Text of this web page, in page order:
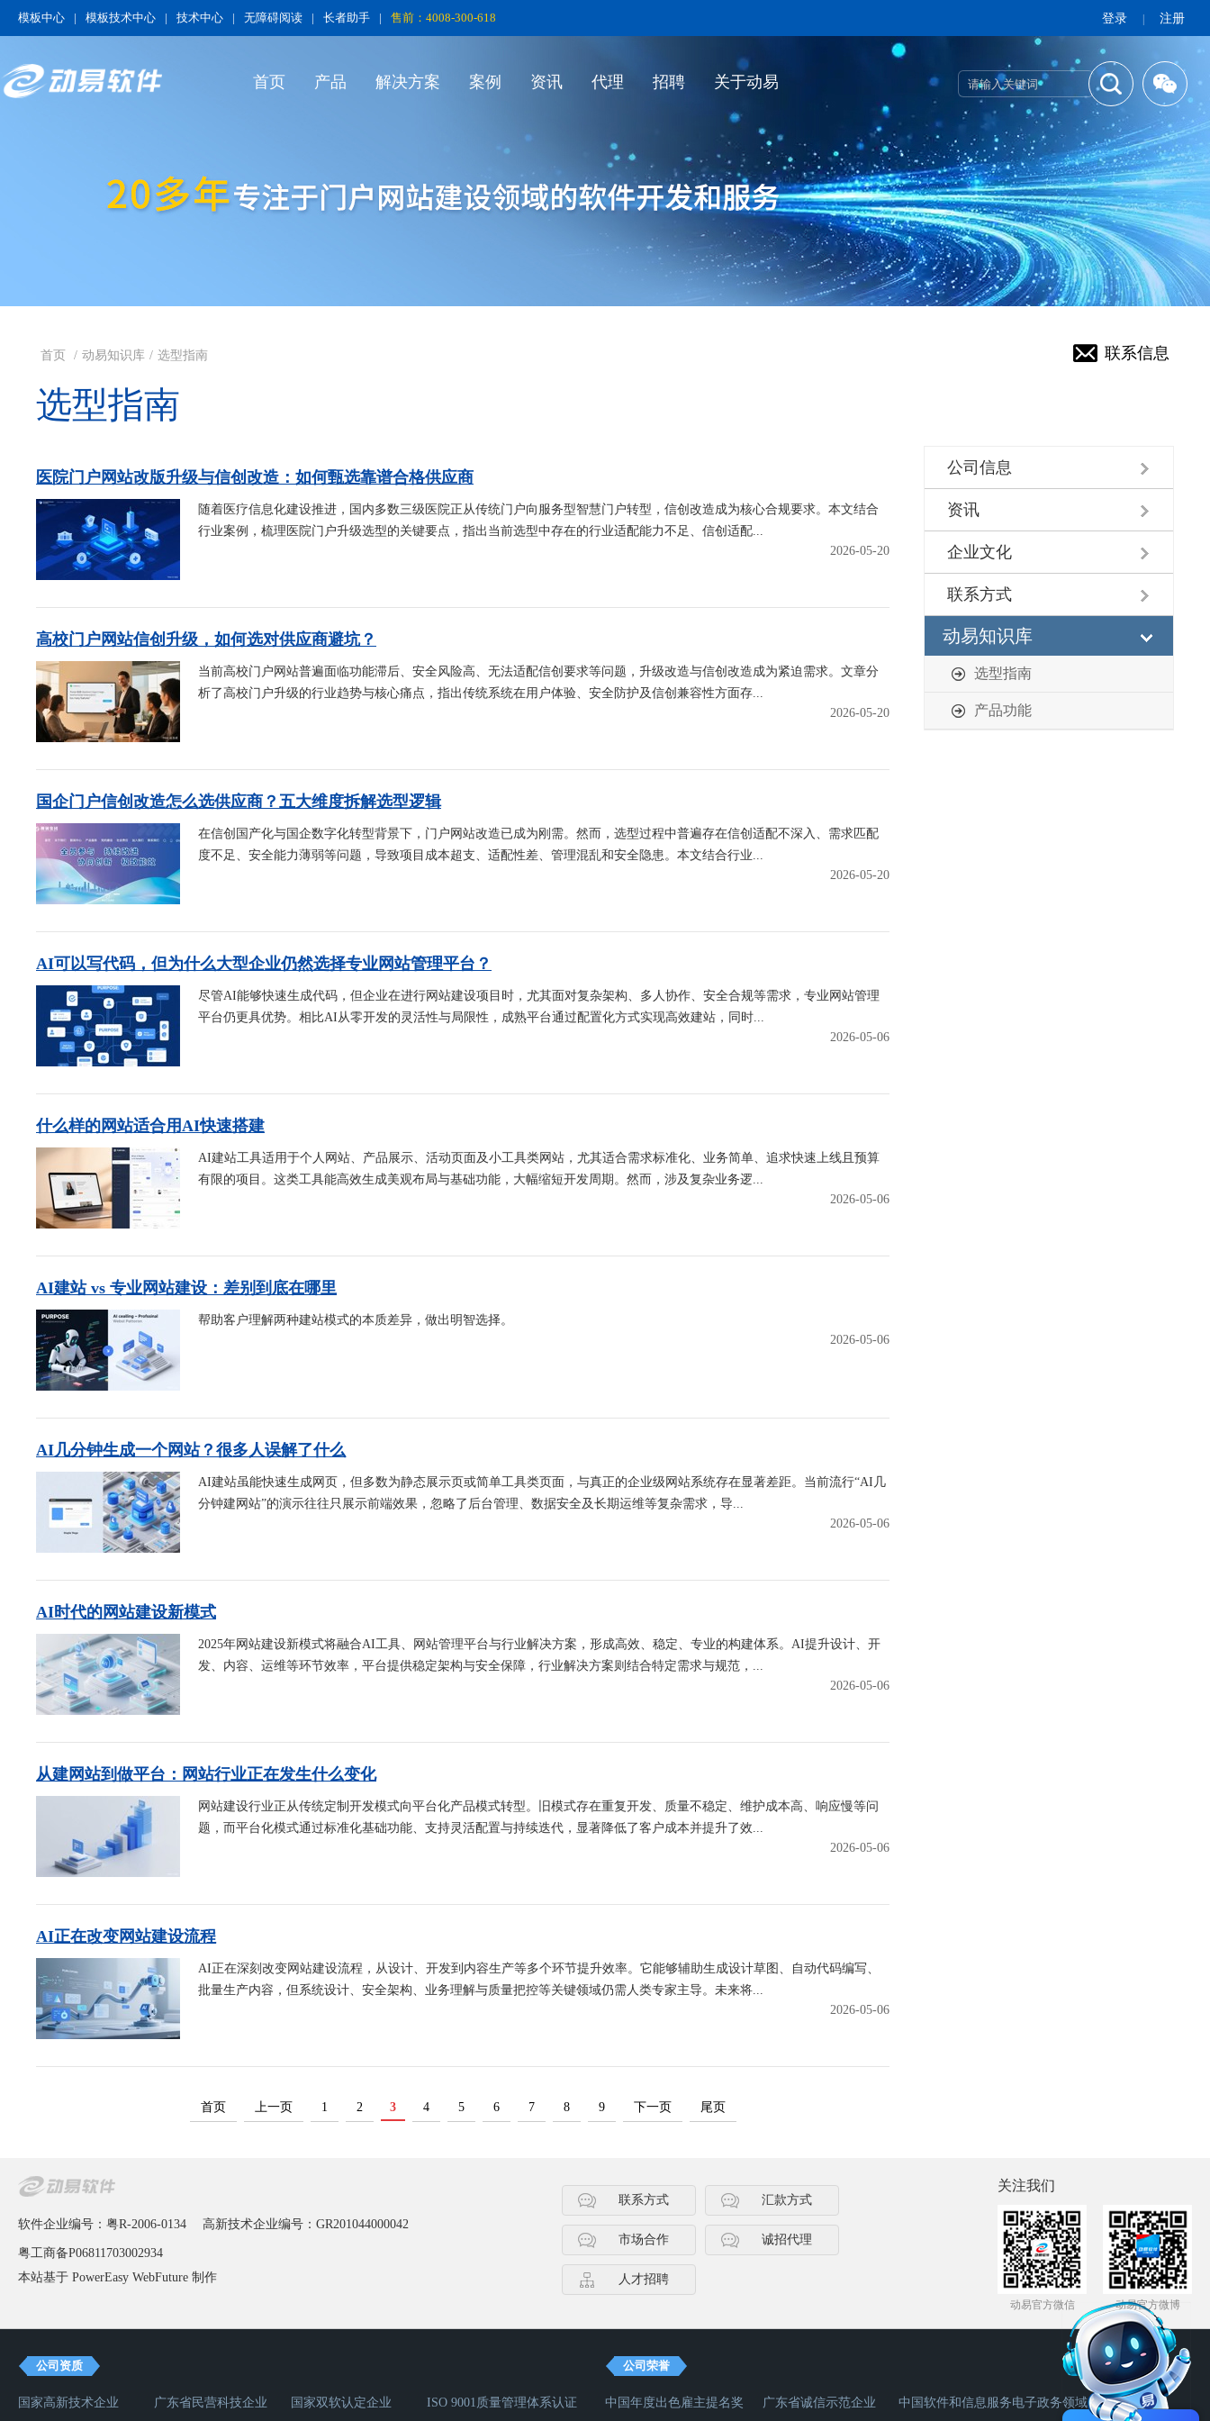
登录 注册
模板中心 | 模板技术中心 | 技术中心 | 无障碍阅读 | 长者助手 | 售前：4008-300-618
首页 产品 解决方案 案例 资讯 代理 招聘 关于动易
联系信息
首页 / 动易知识库 / 选型指南
选型指南
公司信息
资讯
企业文化
联系方式
动易知识库
选型指南
产品功能
医院门户网站改版升级与信创改造：如何甄选靠谱合格供应商
随着医疗信息化建设推进，国内多数三级医院正从传统门户向服务型智慧门户转型，信创改造成为核心合规要求。本文结合
行业案例，梳理医院门户升级选型的关键要点，指出当前选型中存在的行业适配能力不足、信创适配...
2026-05-20
高校门户网站信创升级，如何选对供应商避坑？
当前高校门户网站普遍面临功能滞后、安全风险高、无法适配信创要求等问题，升级改造与信创改造成为紧迫需求。文章分
析了高校门户升级的行业趋势与核心痛点，指出传统系统在用户体验、安全防护及信创兼容性方面存...
2026-05-20
国企门户信创改造怎么选供应商？五大维度拆解选型逻辑
在信创国产化与国企数字化转型背景下，门户网站改造已成为刚需。然而，选型过程中普遍存在信创适配不深入、需求匹配
度不足、安全能力薄弱等问题，导致项目成本超支、适配性差、管理混乱和安全隐患。本文结合行业...
2026-05-20
AI可以写代码，但为什么大型企业仍然选择专业网站管理平台？
尽管AI能够快速生成代码，但企业在进行网站建设项目时，尤其面对复杂架构、多人协作、安全合规等需求，专业网站管理
平台仍更具优势。相比AI从零开发的灵活性与局限性，成熟平台通过配置化方式实现高效建站，同时...
2026-05-06
什么样的网站适合用AI快速搭建
AI建站工具适用于个人网站、产品展示、活动页面及小工具类网站，尤其适合需求标准化、业务简单、追求快速上线且预算
有限的项目。这类工具能高效生成美观布局与基础功能，大幅缩短开发周期。然而，涉及复杂业务逻...
2026-05-06
AI建站 vs 专业网站建设：差别到底在哪里
帮助客户理解两种建站模式的本质差异，做出明智选择。
2026-05-06
AI几分钟生成一个网站？很多人误解了什么
AI建站虽能快速生成网页，但多数为静态展示页或简单工具类页面，与真正的企业级网站系统存在显著差距。当前流行“AI几
分钟建网站”的演示往往只展示前端效果，忽略了后台管理、数据安全及长期运维等复杂需求，导...
2026-05-06
AI时代的网站建设新模式
2025年网站建设新模式将融合AI工具、网站管理平台与行业解决方案，形成高效、稳定、专业的构建体系。AI提升设计、开
发、内容、运维等环节效率，平台提供稳定架构与安全保障，行业解决方案则结合特定需求与规范，...
2026-05-06
从建网站到做平台：网站行业正在发生什么变化
网站建设行业正从传统定制开发模式向平台化产品模式转型。旧模式存在重复开发、质量不稳定、维护成本高、响应慢等问
题，而平台化模式通过标准化基础功能、支持灵活配置与持续迭代，显著降低了客户成本并提升了效...
2026-05-06
AI正在改变网站建设流程
AI正在深刻改变网站建设流程，从设计、开发到内容生产等多个环节提升效率。它能够辅助生成设计草图、自动代码编写、
批量生产内容，但系统设计、安全架构、业务理解与质量把控等关键领域仍需人类专家主导。未来将...
2026-05-06
首页 上一页 1 2 3 4 5 6 7 8 9 下一页 尾页
软件企业编号：粤R-2006-0134 高新技术企业编号：GR201044000042
粤工商备P06811703002934
本站基于 PowerEasy WebFuture 制作
联系方式 汇款方式
市场合作 诚招代理
人才招聘
关注我们
动易官方微信 动易官方微博
公司资质
国家高新技术企业 广东省民营科技企业 国家双软认定企业 ISO 9001质量管理体系认证
公司荣誉
中国年度出色雇主提名奖 广东省诚信示范企业 中国软件和信息服务电子政务领域杰出企业奖